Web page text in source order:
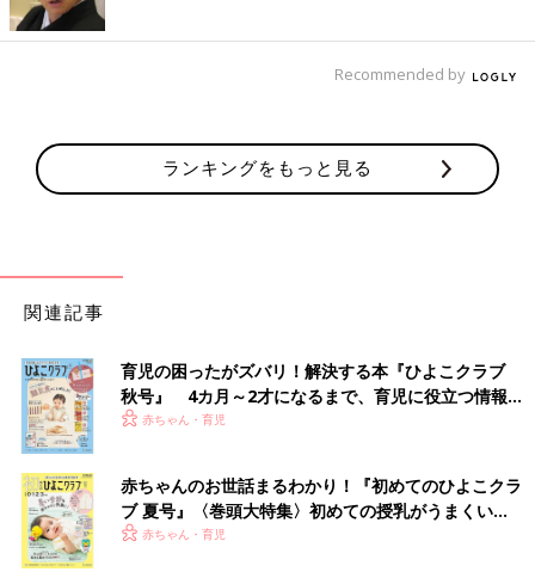
Recommended by
ランキングをもっと見る
関連記事
育児の困ったがズバリ！解決する本『ひよこクラブ
秋号』 4カ月～2才になるまで、育児に役立つ情報が
いっぱい！
赤ちゃん・育児
赤ちゃんのお世話まるわかり！『初めてのひよこクラ
ブ 夏号』〈巻頭大特集〉初めての授乳がうまくい
く！ おっぱい・ミルクの基本と夏のトラブル 解決テ
赤ちゃん・育児